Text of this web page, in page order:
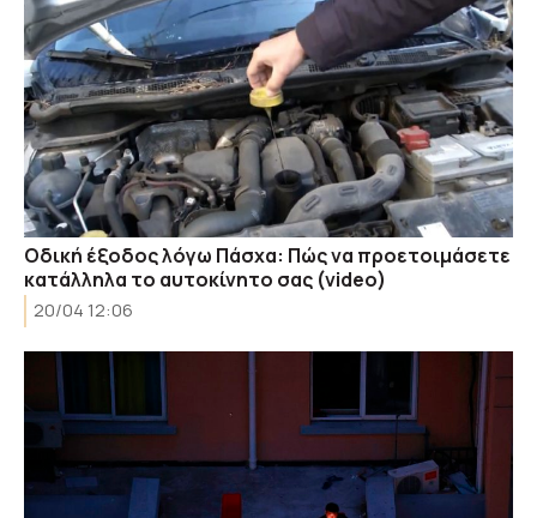
Οδική έξοδος λόγω Πάσχα: Πώς να προετοιμάσετε
κατάλληλα το αυτοκίνητο σας (video)
20/04 12:06